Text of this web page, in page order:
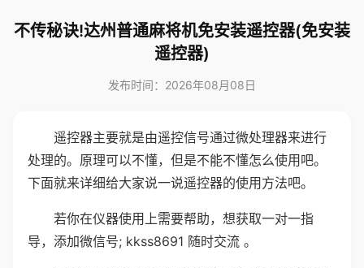
不传秘诀!达州普通麻将机免安装遥控器(免安装
遥控器)
发布时间：2026年08月08日
遥控器主要就是由遥控信号通过微处理器来进行
处理的。原理可以不懂，但是不能不懂怎么使用吧。
下面就来详细给大家说一说遥控器的使用方法吧。
若你在仪器使用上需要帮助，想获取一对一指
导，添加微信号; kkss8691 随时交流 。